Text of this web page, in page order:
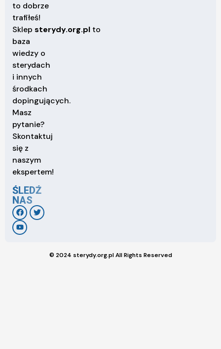
to dobrze
trafiłeś!
Sklep sterydy.org.pl to
baza
wiedzy o
sterydach
i innych
środkach
dopingujących.
Masz
pytanie?
Skontaktuj
się z
naszym
ekspertem!
ŚLEDŹ
NAS
© 2024 sterydy.org.pl All Rights Reserved